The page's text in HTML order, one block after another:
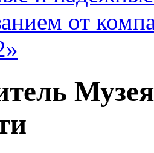
от